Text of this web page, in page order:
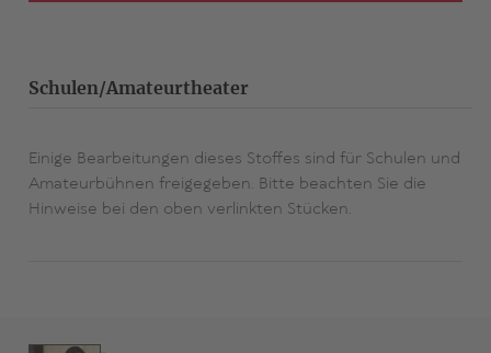
aus und hat bis heute – in Zeiten von Shitstorms und
Cybermobbing – nichts von ihrer Aktualität verloren.
undMargarethe von Trotta.
Schulen/Amateurtheater
Einige Bearbeitungen dieses Stoffes sind für Schulen und
Amateurbühnen freigegeben. Bitte beachten Sie die
Hinweise bei den oben verlinkten Stücken.